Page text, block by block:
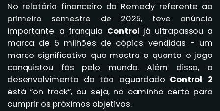
No relatório financeiro da Remedy referente ao
primeiro semestre de 2025, teve anúncio
importante: a franquia Control já ultrapassou a
marca de 5 milhões de cópias vendidas - um
marco significativo que mostra o quanto o jogo
conquistou fãs pelo mundo. Além disso, o
desenvolvimento do tão aguardado Control 2
está “on track”, ou seja, no caminho certo para
cumprir os próximos objetivos.